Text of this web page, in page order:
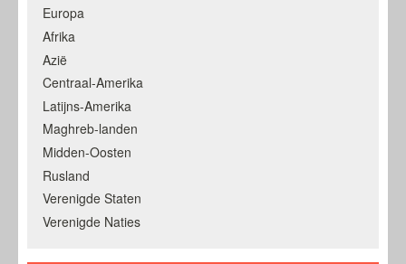
Europa
Afrika
Azië
Centraal-Amerika
Latijns-Amerika
Maghreb-landen
Midden-Oosten
Rusland
Verenigde Staten
Verenigde Naties